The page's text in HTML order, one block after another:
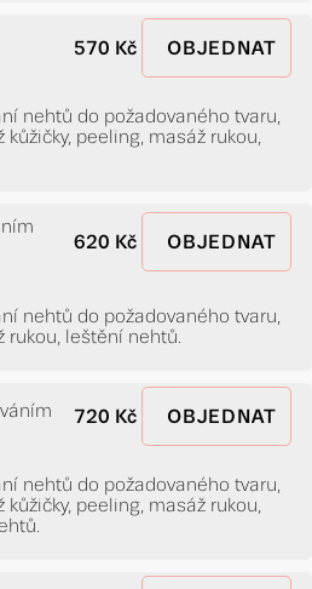
570 Kč OBJEDNAT
nehtů do požadovaného tvaru,
peeling, masáž rukou,
620 Kč OBJEDNAT
nehtů do požadovaného tvaru,
rukou, leštění nehtů.
720 Kč OBJEDNAT
nehtů do požadovaného tvaru,
peeling, masáž rukou,